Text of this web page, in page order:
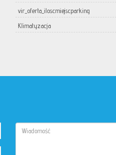
vir_oferta_iloscmiejscparking
Klimatyzacja